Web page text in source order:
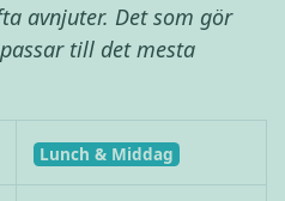
avnjuter. Det som gör
till det mesta
Lunch & Middag